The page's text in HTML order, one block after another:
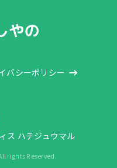
バシーポリシー
ス ハチジュウマル
rights Reserved.